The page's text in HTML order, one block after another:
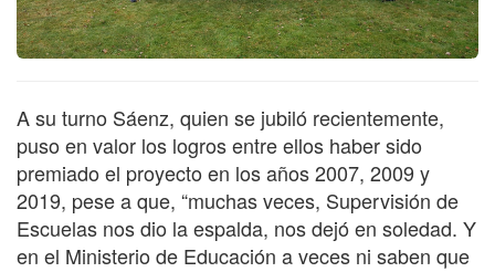
A su turno Sáenz, quien se jubiló recientemente,
puso en valor los logros entre ellos haber sido
premiado el proyecto en los años 2007, 2009 y
2019, pese a que, “muchas veces, Supervisión de
Escuelas nos dio la espalda, nos dejó en soledad. Y
en el Ministerio de Educación a veces ni saben que